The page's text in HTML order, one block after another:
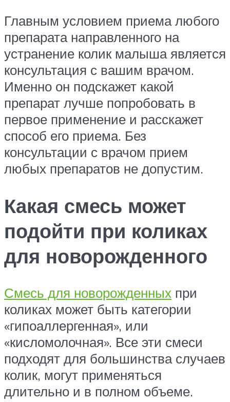
Главным условием приема любого
препарата направленного на
устранение колик малыша является
консультация с вашим врачом.
Именно он подскажет какой
препарат лучше попробовать в
первое применение и расскажет
способ его приема. Без
консультации с врачом прием
любых препаратов не допустим.
Какая смесь может
подойти при коликах
для новорожденного
Смесь для новорожденных при
коликах может быть категории
«гипоаллергенная», или
«кисломолочная». Все эти смеси
подходят для большинства случаев
колик, могут применяться
длительно и в полном объеме.